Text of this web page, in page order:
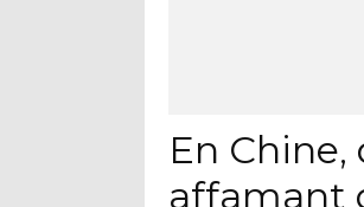
En
affamant